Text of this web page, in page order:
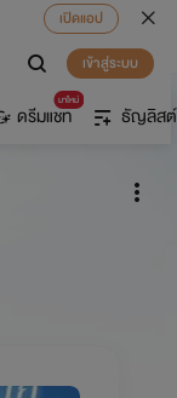
เปิดแอป
เข้าสู่ระบบ
มาใหม่
ดรีมแชท ธัญลิสต์